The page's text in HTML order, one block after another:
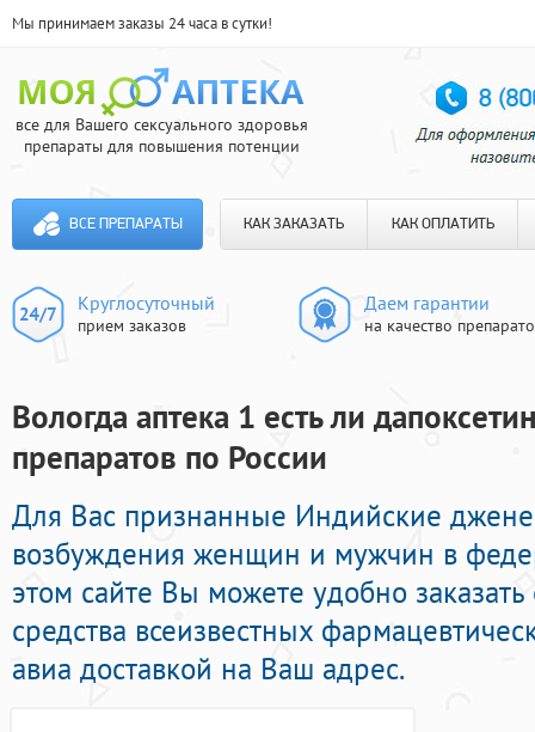
Мы принимаем заказы 24 часа в сутки!
все для Вашего сексуального здоровья
препараты для повышения потенции
ВСЕ ПРЕПАРАТЫ КАК ЗАКАЗАТЬ КАК ОПЛАТИТЬ
Круглосуточный
прием заказов
Даем гарантии
на качество
Вологда аптека 1 есть ли
препаратов по России
Для Вас признанные Индийские
возбуждения женщин и мужчин в
этом сайте Вы можете удобно
средства всеизвестных
авиа доставкой на Ваш адрес.